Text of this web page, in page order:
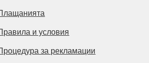
и условия
за рекламации